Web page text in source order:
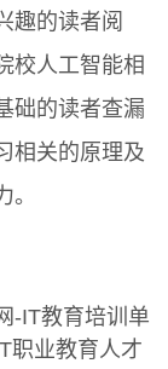
趣的读者阅
校人工智能相
础的读者查漏
相关的原理及
-IT教育培训单
职业教育人才